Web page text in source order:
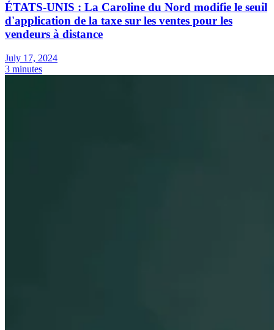
ÉTATS-UNIS : La Caroline du Nord modifie le seuil
d'application de la taxe sur les ventes pour les
vendeurs à distance
July 17, 2024
3 minutes